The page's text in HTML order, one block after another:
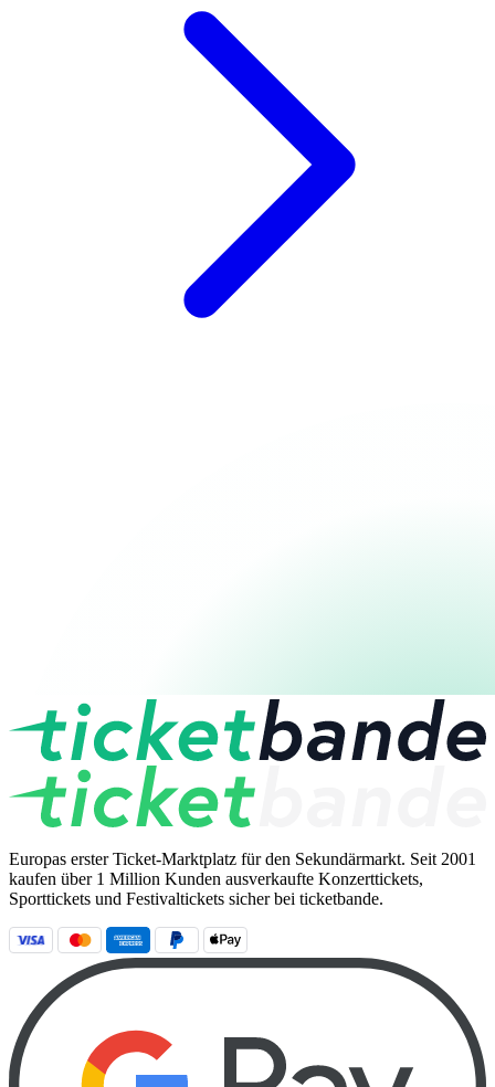
Europas erster Ticket-Marktplatz für den Sekundärmarkt. Seit 2001
kaufen über 1 Million Kunden ausverkaufte Konzerttickets,
Sporttickets und Festivaltickets sicher bei ticketbande.